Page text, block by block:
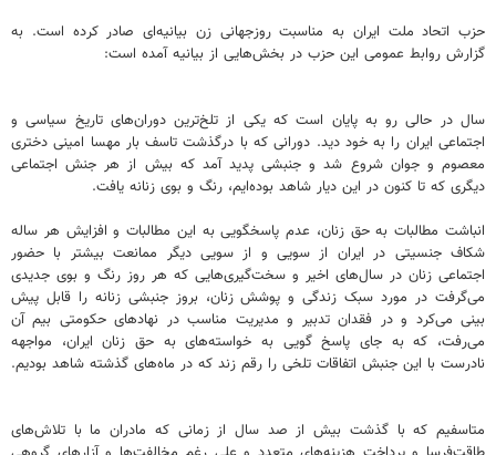
حزب اتحاد ملت ایران به مناسبت روزجهانی زن بیانیه‌ای صادر کرده است. به
گزارش روابط عمومی این حزب در بخش‌هایی از بیانیه آمده است:
سال در حالی رو به پایان است که یکی از تلخ‌ترین دوران‌های تاریخ سیاسی و
اجتماعی ایران را به خود دید. دورانی که با درگذشت تاسف بار مهسا امینی دختری
معصوم و جوان شروع شد و جنبشی پدید آمد که بیش از هر جنش اجتماعی
دیگری که تا کنون در این دیار شاهد بوده‌ایم، رنگ و بوی زنانه یافت.
انباشت مطالبات به حق زنان، عدم پاسخگویی به این مطالبات و افزایش هر ساله
شکاف جنسیتی در ایران از سویی و از سویی دیگر ممانعت بیشتر با حضور
اجتماعی زنان در سال‌های اخیر و سخت‌گیری‌هایی که هر روز رنگ و بوی جدیدی
می‌گرفت در مورد سبک زندگی و پوشش زنان، بروز جنبشی زنانه را قابل پیش
بینی می‌کرد و در فقدان تدبیر و مدیریت مناسب در نهادهای حکومتی بیم آن
می‌رفت، که به جای پاسخ گویی به خواسته‌های به حق زنان ایران، مواجهه
نادرست با این جنبش اتفاقات تلخی را رقم زند که در ماه‌های گذشته شاهد بودیم.
متاسفیم که با گذشت بیش از صد سال از زمانی که مادران ما با تلاش‌های